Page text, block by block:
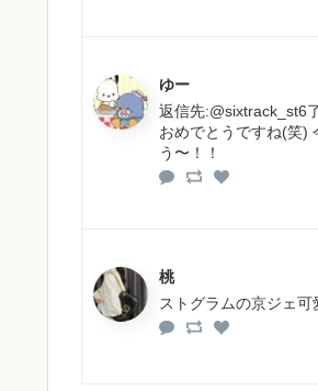
ゆー
返信先:@sixtrack_st6
おめでとうですね(笑)
う〜！！
桃
ストグラムの京ジェ